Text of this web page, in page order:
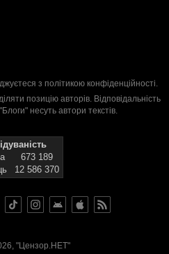
з політикою конфіденційності.
позицію авторів. Відповідальність
несуть автори текстів.
673 189
12 586 370
"Цензор.НЕТ"